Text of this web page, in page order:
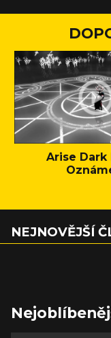
Arise Dark
NEJNOVĚJŠÍ